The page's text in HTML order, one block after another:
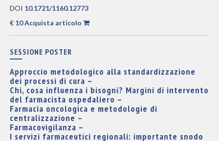
DOI 10.1721/1160.12773
€ 10 Acquista articolo
SESSIONE POSTER
Approccio metodologico alla standardizzazione
dei processi di cura –
Chi, cosa influenza i bisogni? Margini di intervento
del farmacista ospedaliero –
Farmacia oncologica e metodologie di
centralizzazione –
Farmacovigilanza –
I servizi farmaceutici regionali: importante snodo